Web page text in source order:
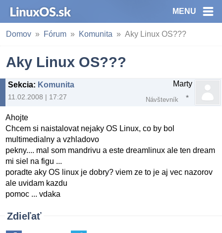
MENU
Domov Fórum Komunita Aky Linux OS???
Aky Linux OS???
Sekcia: Komunita
11.02.2008 | 17:27
Marty
Návštevník
Ahojte
Chcem si naistalovat nejaky OS Linux, co by bol
multimedialny a vzhladovo
pekny.... mal som mandrivu a este dreamlinux ale ten dream
mi siel na figu ...
poradte aky OS linux je dobry? viem ze to je aj vec nazorov
ale uvidam kazdu
pomoc ... vdaka
Zdieľať